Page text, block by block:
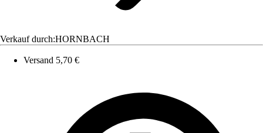
Verkauf durch:HORNBACH
Versand 5,70 €